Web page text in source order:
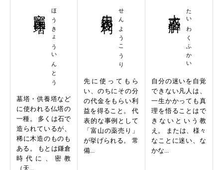
ほうきょういんとう
墓塔・供養塔など
に使われる仏塔の
一種。 多くは石で
造られているが、
稀に木造のものも
ある。 もとは鎌倉
時代に、密教
（天...
せんようこうり
先に使ってもら
い、のちにその分
の代金をもらい利
益を得ること。 代
表的な事例として
「富山の薬売り」
が挙げられる。 常
備...
たいわくふかい
自分の迷いを自覚
できない凡人は、
一生かかっても真
理を悟ることはで
きないという教
え。 または、様々
なことに迷い、な
かな...